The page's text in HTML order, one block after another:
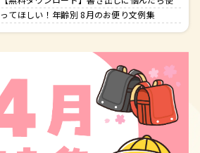
ってほしい！年齢別 8月のお便り文例集